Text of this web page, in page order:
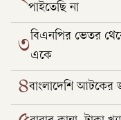
পাইতেছি না
৩বিএনপির ভেতর
একে
৪বাংলাদেশি আটকের